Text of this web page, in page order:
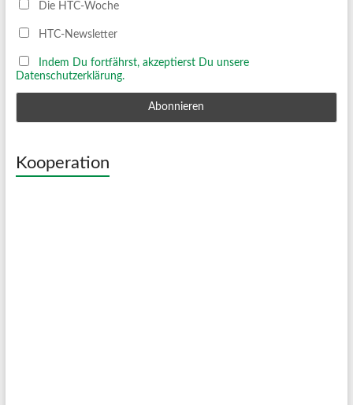
Die HTC-Woche
HTC-Newsletter
Indem Du fortfährst, akzeptierst Du unsere
Datenschutzerklärung.
Kooperation